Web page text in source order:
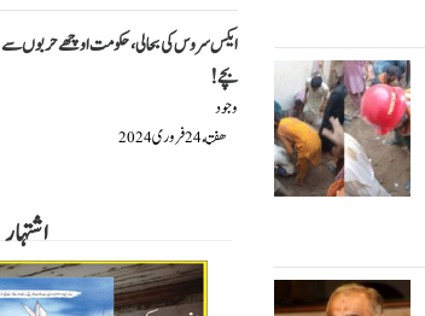
ایکس سروس کی بحالی ، حکومت اوچھے حربوں سے
بچے!
وجود
هفته24فروری2024
اشتہار